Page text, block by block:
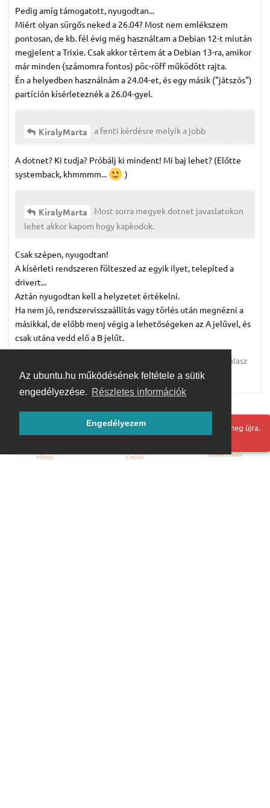
Az ubuntu.hu működésének feltétele a sütik
engedélyezése. Részletes információk
Engedélyezem
Pedig amíg támogatott, nyugodtan...
Miért olyan sürgős neked a 26.04? Most nem emlékszem
pontosan, de kb. fél évig még használtam a Debian 12-t miután
megjelent a Trixie. Csak akkor tértem át a Debian 13-ra, amikor
már minden (számomra fontos) pöc-röff működött rajta.
Én a helyedben használnám a 24.04-et, és egy másik ("játszós")
partíción kísérleteznék a 26.04-gyel.
KiralyMarta a fenti kérdésre melyik a jobb
A dotnet? Ki tudja? Próbálj ki mindent! Mi baj lehet? (Előtte
systemback, khmmmm...
)
KiralyMarta
Most sorra megyek dotnet javaslatokon
lehet akkor kapom hogy kapkodok.
Csak szépen, nyugodtan!
A kísérleti rendszeren fölteszed az egyik ilyet, telepíted a
drivert...
Aztán nyugodtan kell a helyzetet értékelni.
Ha nem jó, rendszervisszaállítás vagy törlés után megnézni a
másikkal, de előbb menj végig a lehetőségeken az A jelűvel, és
csak utána vedd elő a B jelűt.
Válasz
KiralyMartaválaszolt erre.
Hoppá! Valami hiba történt. Frissítse az oldalt és próbálja meg újra.
Főoldal Címkék Bejelentkezés